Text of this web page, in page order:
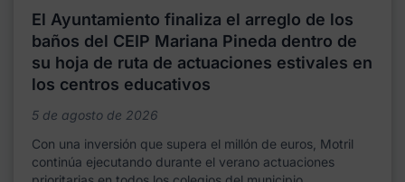
El Ayuntamiento finaliza el arreglo de los
baños del CEIP Mariana Pineda dentro de
su hoja de ruta de actuaciones estivales en
los centros educativos
5 de agosto de 2026
Con una inversión que supera el millón de euros, Motril
continúa ejecutando durante el verano actuaciones